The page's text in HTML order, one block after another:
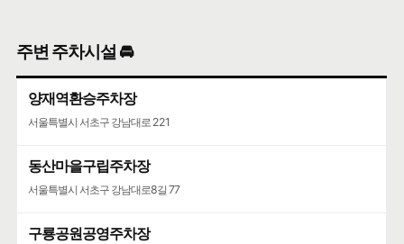
주변 주차시설 🚘
양재역환승주차장
서울특별시 서초구 강남대로 221
동산마을구립주차장
서울특별시 서초구 강남대로8길 77
구룡공원공영주차장